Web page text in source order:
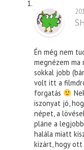
Én még nem
megnézem ma
sokkal jobb
volt itt a
forgatás
iszonyat jó,
népet, a
pláne a
halála miatt
kizárt, hogy ott